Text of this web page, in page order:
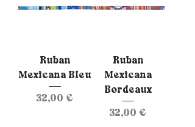
Ruban
Mexicana Bleu
Prix
32,00 €
Ruban
Mexicana
Bordeaux
Prix
32,00 €